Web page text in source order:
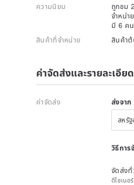
ความนิยม
ถูกชม
จำหน่า
มี 6 ค
สินค้าที่จำหน่าย
สินค้า
ค่าจัดส่งและรายละเอีย
ค่าจัดส่ง ส่งจา
สหรัฐ
วิธีการ
จัดส่งทั่
ดีไซเนอ